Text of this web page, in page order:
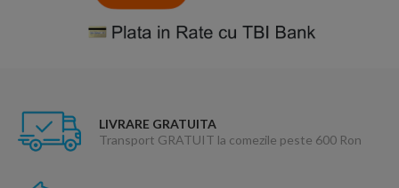
LIVRARE GRATUITA
Transport GRATUIT la comezile peste 600 Ron